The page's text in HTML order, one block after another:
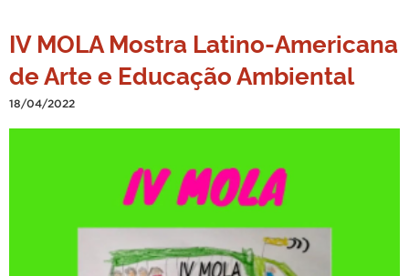
IV MOLA Mostra Latino-Americana
de Arte e Educação Ambiental
18/04/2022